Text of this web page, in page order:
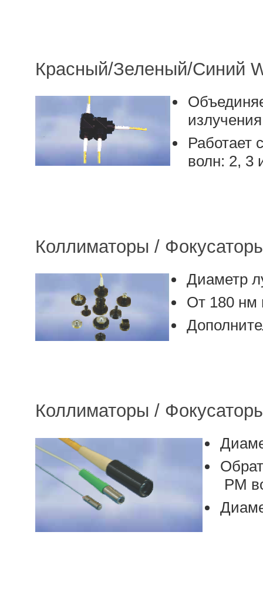
Красный/Зеленый/Синий
Работает
волн: 2, 3
Коллиматоры /
Диаметр
От 180 нм
Коллиматоры /
PM